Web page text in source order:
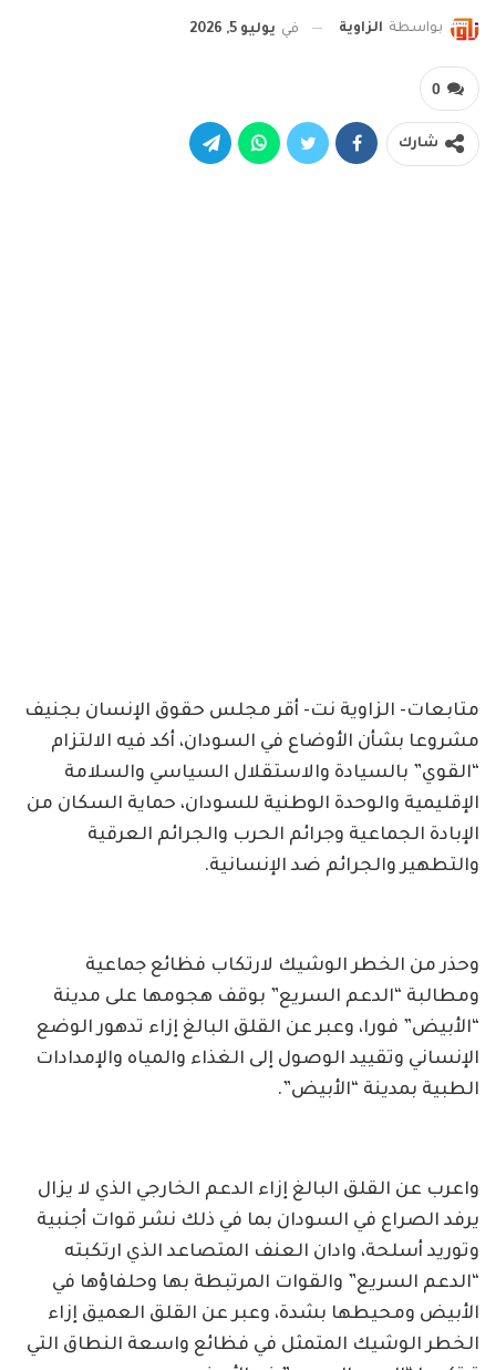
بواسطة الزاوية في يوليو 5, 2026
0
شارك
متابعات- الزاوية نت- أقر مجلس حقوق الإنسان بجنيف
مشروعا بشأن الأوضاع في السودان، أكد فيه الالتزام
“القوي” بالسيادة والاستقلال السياسي والسلامة
الإقليمية والوحدة الوطنية للسودان، حماية السكان من
الإبادة الجماعية وجرائم الحرب والجرائم العرقية
والتطهير والجرائم ضد الإنسانية.
وحذر من الخطر الوشيك لارتكاب فظائع جماعية
ومطالبة “الدعم السريع” بوقف هجومها على مدينة
“الأبيض” فورا، وعبر عن القلق البالغ إزاء تدهور الوضع
الإنساني وتقييد الوصول إلى الغذاء والمياه والإمدادات
الطبية بمدينة “الأبيض”.
واعرب عن القلق البالغ إزاء الدعم الخارجي الذي لا يزال
يرفد الصراع في السودان بما في ذلك نشر قوات أجنبية
وتوريد أسلحة، وادان العنف المتصاعد الذي ارتكبته
“الدعم السريع” والقوات المرتبطة بها وحلفاؤها في
الأبيض ومحيطها بشدة، وعبر عن القلق العميق إزاء
الخطر الوشيك المتمثل في فظائع واسعة النطاق التي